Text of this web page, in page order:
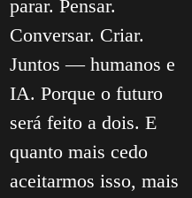
parar. Pensar.
Conversar. Criar.
Juntos — humanos e
IA. Porque o futuro
será feito a dois. E
quanto mais cedo
aceitarmos isso, mais